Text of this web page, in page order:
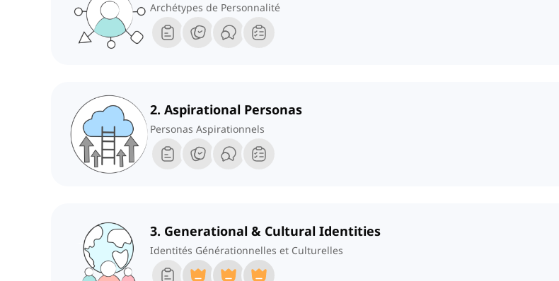
Archétypes de Personnalité
2. Aspirational Personas
Personas Aspirationnels
3. Generational & Cultural Identities
Identités Générationnelles et Culturelles